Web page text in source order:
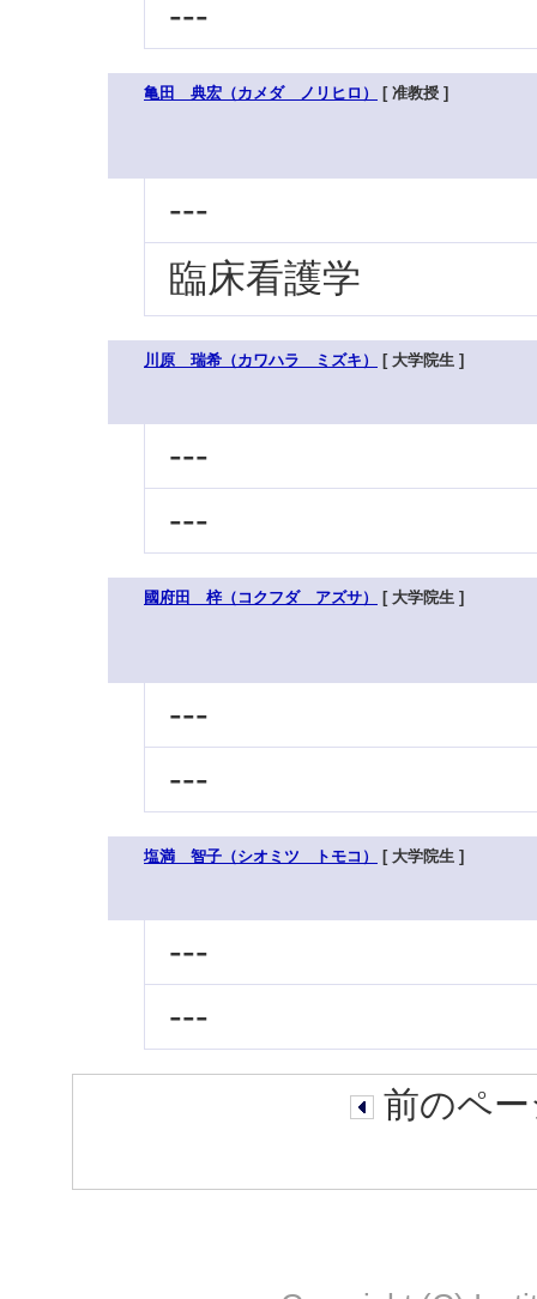
---
亀田 典宏（カメダ ノリヒロ） [ 准教授 ]
---
臨床看護学
川原 瑞希（カワハラ ミズキ） [ 大学院生 ]
---
---
國府田 梓（コクフダ アズサ） [ 大学院生 ]
---
---
塩満 智子（シオミツ トモコ） [ 大学院生 ]
---
---
前のペ